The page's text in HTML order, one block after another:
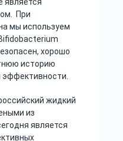
является
При
мы используем
хорошо
историю
эффективности.
жидкий
из
является